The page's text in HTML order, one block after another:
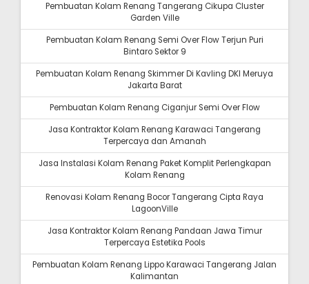
Pembuatan Kolam Renang Tangerang Cikupa Cluster
Garden Ville
Pembuatan Kolam Renang Semi Over Flow Terjun Puri
Bintaro Sektor 9
Pembuatan Kolam Renang Skimmer Di Kavling DKI Meruya
Jakarta Barat
Pembuatan Kolam Renang Ciganjur Semi Over Flow
Jasa Kontraktor Kolam Renang Karawaci Tangerang
Terpercaya dan Amanah
Jasa Instalasi Kolam Renang Paket Komplit Perlengkapan
Kolam Renang
Renovasi Kolam Renang Bocor Tangerang Cipta Raya
LagoonVille
Jasa Kontraktor Kolam Renang Pandaan Jawa Timur
Terpercaya Estetika Pools
Pembuatan Kolam Renang Lippo Karawaci Tangerang Jalan
Kalimantan